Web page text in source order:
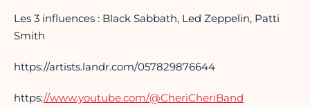
Les 3 influences : Black Sabbath, Led Zeppelin, Patti
Smith
https://artists.landr.com/057829876644
https://www.youtube.com/@CheriCheriBand